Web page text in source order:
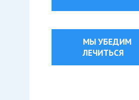
МЫ УБЕДИМ
ЛЕЧИТЬСЯ